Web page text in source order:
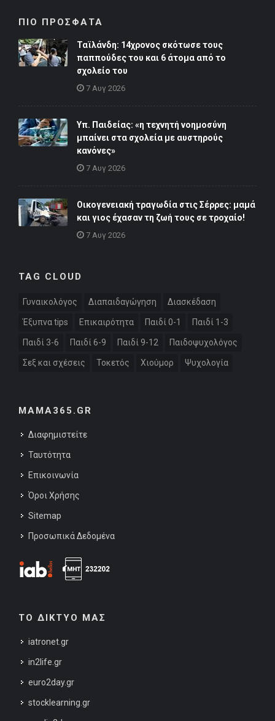
ΠΙΟ ΠΡΟΣΦΑΤΑ
Ταϊλάνδη: 14χρονος σκότωσε τους
παππούδες του και 6 άτομα από το
σχολείο του
7 Αυγ 2026
Υπ. Παιδείας: «η τεχνητή νοημοσύνη
μπαίνει στα σχολεία με αυστηρούς
κανόνες»
7 Αυγ 2026
Οικογενειακή τραγωδία στις Σέρρες: μαμά
και γιος έχασαν τη ζωή τους σε τροχαίο!
7 Αυγ 2026
TAG CLOUD
Γυναικολόγος Διαπαιδαγώγηση Διασκέδαση
Έξυπνα tips Επικαιρότητα Παιδί 0-1 Παιδί 1-3
Παιδί 3-6 Παιδί 6-9 Παιδί 9-12 Παιδοψυχολόγος
Σεξ και σχέσεις Τοκετός Χιούμορ Ψυχολογία
MAMA365.GR
Διαφημιστείτε
Ταυτότητα
Επικοινωνία
Όροι Χρήσης
Sitemap
Προσωπικά Δεδομένα
ΤΟ ΔΙΚΤΥΟ ΜΑΣ
iatronet.gr
in2life.gr
euro2day.gr
stocklearning.gr